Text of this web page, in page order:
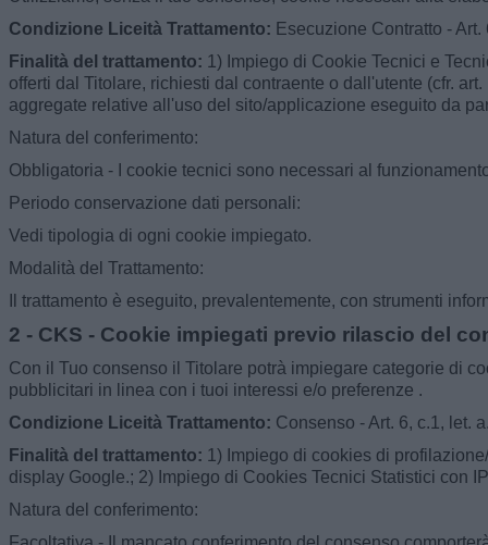
Condizione Liceità Trattamento: Esecuzione Contratto -
Finalità del trattamento: 1) Impiego di Cookie Tecnici e
offerti dal Titolare, richiesti dal contraente o dall'utente (cfr.
aggregate relative all'uso del sito/applicazione eseguito da
Natura del conferimento:
Obbligatoria - I cookie tecnici sono necessari al
Periodo conservazione dati personali:
Vedi tipologia di ogni cookie impiegato.
Modalità del Trattamento:
Il trattamento è eseguito, prevalentemente, con strumenti
2 - CKS - Cookie impiegati previo rilascio del
Con il Tuo consenso il Titolare potrà impiegare categorie di
pubblicitari in linea con i tuoi interessi e/o preferenze .
Condizione Liceità Trattamento: Consenso - Art. 6, c.1, let.
Finalità del trattamento: 1) Impiego di cookies di
display Google.; 2) Impiego di Cookies Tecnici Statistici con
Natura del conferimento: